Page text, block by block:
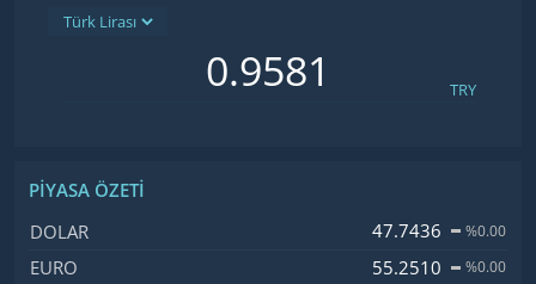
TRY
PIYASA ÖZETI
İsim, Kod
DOLAR 47.7436 %0.00
EURO 55.2510 %0.00